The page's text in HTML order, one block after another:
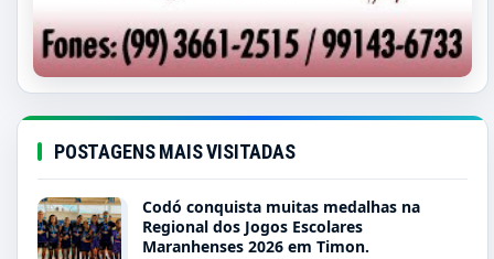
POSTAGENS MAIS VISITADAS
Codó conquista muitas medalhas na
Regional dos Jogos Escolares
Maranhenses 2026 em Timon.